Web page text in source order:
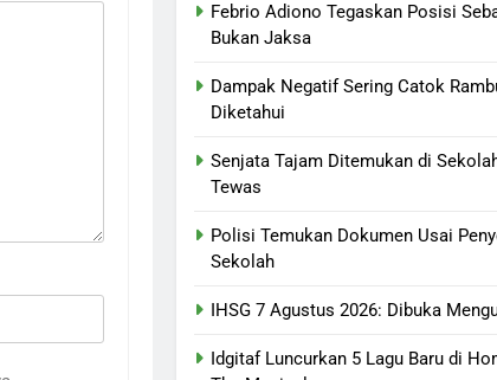
Febrio Adiono Tegaskan Posisi
Bukan Jaksa
Dampak Negatif Sering Catok
Diketahui
Senjata Tajam Ditemukan di
Tewas
Polisi Temukan Dokumen Usai
Sekolah
IHSG 7 Agustus 2026: Dibuka
Idgitaf Luncurkan 5 Lagu Baru di